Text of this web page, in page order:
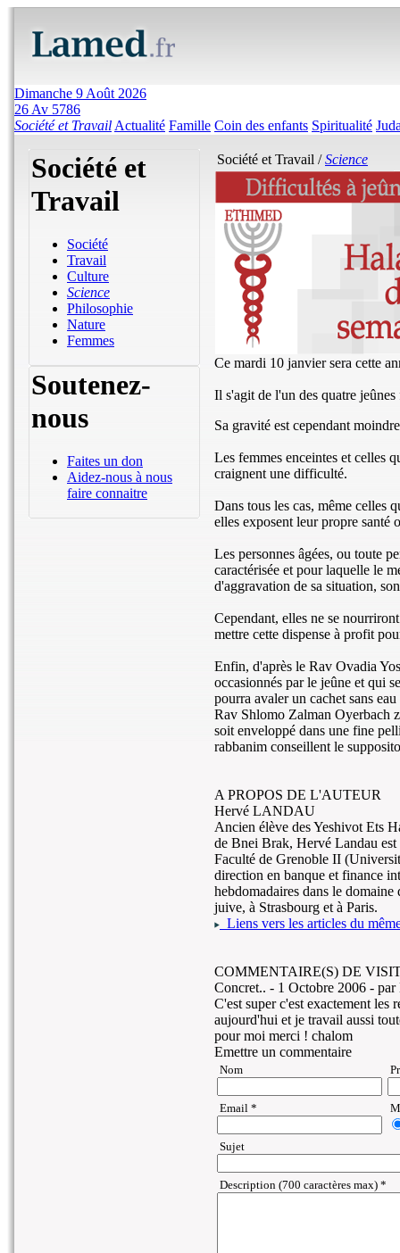
Dimanche 9 Août 2026
26 Av 5786
Société et Travail Actualité Famille Coin des enfants Spiritualité
Société et
Travail
Société
Travail
Culture
Science
Philosophie
Nature
Femmes
Soutenez-
nous
Faites un don
Aidez-nous à nous
faire connaitre
Société et Travail /Science
Ce mardi 10 janvier sera cette
Il s'agit de l'un des quatre
Sa gravité est cependant
Les femmes enceintes et celles
craignent une difficulté.
Dans tous les cas, même celles
elles exposent leur propre santé
Les personnes âgées, ou toute
caractérisée et pour laquelle le
d'aggravation de sa situation,
Cependant, elles ne se
mettre cette dispense à profit
Enfin, d'après le Rav Ovadia
occasionnés par le jeûne et qui
pourra avaler un cachet sans
Rav Shlomo Zalman Oyerbach
soit enveloppé dans une fine
rabbanim conseillent le
A PROPOS DE L'AUTEUR
Hervé LANDAU
Ancien élève des Yeshivot Ets
de Bnei Brak, Hervé Landau
Faculté de Grenoble II
direction en banque et finance
hebdomadaires dans le domaine
juive, à Strasbourg et à Paris.
Liens vers les articles du
COMMENTAIRE(S) DE
Concret.. - 1 Octobre 2006 -
C'est super c'est exactement les
aujourd'hui et je travail aussi
pour moi merci ! chalom
Emettre un commentaire
Nom
Email *
Sujet
Description (700 caractères max) *